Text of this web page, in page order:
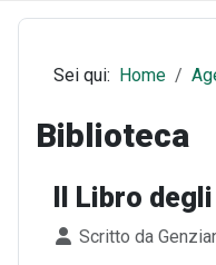
Sei qui: Home
Biblioteca
Il Libro
Dettagli
Scritto da